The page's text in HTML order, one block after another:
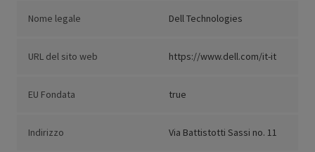
Nome legale Dell Technologies
URL del sito web https://www.dell.com/it-it
EU Fondata true
Indirizzo Via Battistotti Sassi no. 11